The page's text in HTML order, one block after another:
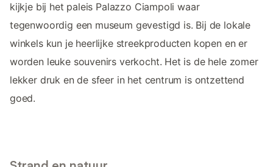
kijkje bij het paleis Palazzo Ciampoli waar
tegenwoordig een museum gevestigd is. Bij de lokale
winkels kun je heerlijke streekproducten kopen en er
worden leuke souvenirs verkocht. Het is de hele zomer
lekker druk en de sfeer in het centrum is ontzettend
goed.